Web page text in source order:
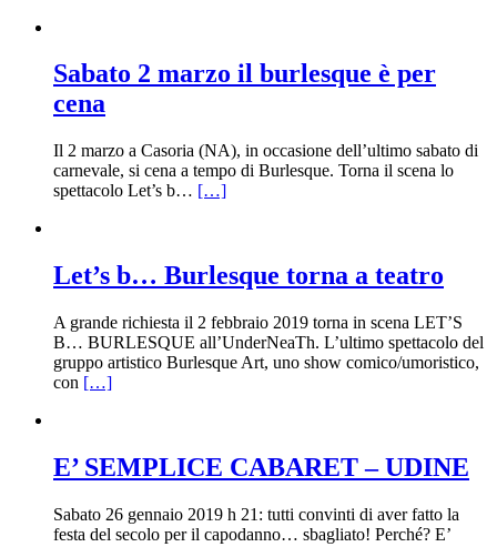
Sabato 2 marzo il burlesque è per
cena
Il 2 marzo a Casoria (NA), in occasione dell’ultimo sabato di
carnevale, si cena a tempo di Burlesque. Torna il scena lo
spettacolo Let’s b… […]
Let’s b… Burlesque torna a teatro
A grande richiesta il 2 febbraio 2019 torna in scena LET’S
B… BURLESQUE all’UnderNeaTh. L’ultimo spettacolo del
gruppo artistico Burlesque Art, uno show comico/umoristico,
con […]
E’ SEMPLICE CABARET – UDINE
Sabato 26 gennaio 2019 h 21: tutti convinti di aver fatto la
festa del secolo per il capodanno… sbagliato! Perché? E’